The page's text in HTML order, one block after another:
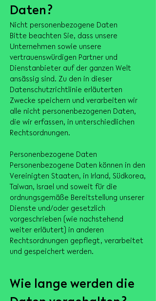
Daten?
Nicht personenbezogene Daten
Bitte beachten Sie, dass unsere
Unternehmen sowie unsere
vertrauenswürdigen Partner und
Dienstanbieter auf der ganzen Welt
ansässig sind. Zu den in dieser
Datenschutzrichtlinie erläuterten
Zwecke speichern und verarbeiten wir
alle nicht personenbezogenen Daten,
die wir erfassen, in unterschiedlichen
Rechtsordnungen.
Personenbezogene Daten
Personenbezogene Daten können in den
Vereinigten Staaten, in Irland, Südkorea,
Taiwan, Israel und soweit für die
ordnungsgemäße Bereitstellung unserer
Dienste und/oder gesetzlich
vorgeschrieben (wie nachstehend
weiter erläutert) in anderen
Rechtsordnungen gepflegt, verarbeitet
und gespeichert werden.
Wie lange werden die